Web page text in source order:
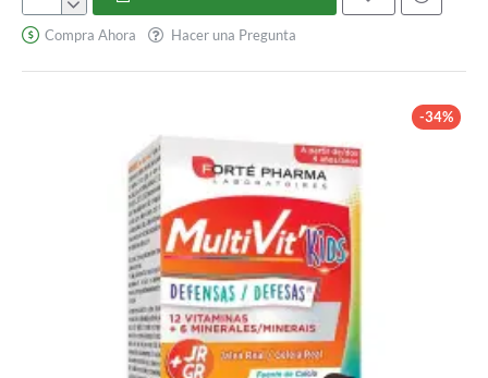
Artilane
ForteCompra Ahora Hacer una Pregunta
-34%